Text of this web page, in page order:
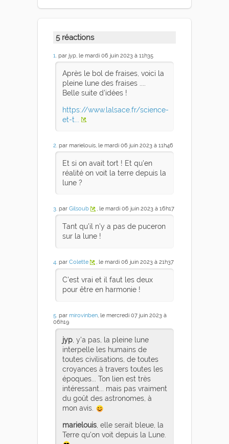
5 réactions
1. par jyp, le mardi 06 juin 2023 à 11h35
Après le bol de fraises, voici la
pleine lune des fraises ....
Belle suite d'idées !
https://www.lalsace.fr/science-
et-t...
2. par marielouis, le mardi 06 juin 2023 à 11h46
Et si on avait tort ! Et qu'en
réalité on voit la terre depuis la
lune ?
3. par Gilsoub , le mardi 06 juin 2023 à 16h17
Tant qu'il n'y a pas de puceron
sur la lune !
4. par Colette , le mardi 06 juin 2023 à 21h37
C'est vrai et il faut les deux
pour être en harmonie !
5. par mirovinben, le mercredi 07 juin 2023 à
06h19
jyp, y'a pas, la pleine lune
interpelle les humains de
toutes civilisations, de toutes
croyances à travers toutes les
époques... Ton lien est très
intéressant... mais pas vraiment
du goût des astronomes, à
mon avis.
marielouis, elle serait bleue, la
Terre qu'on voit depuis la Lune.